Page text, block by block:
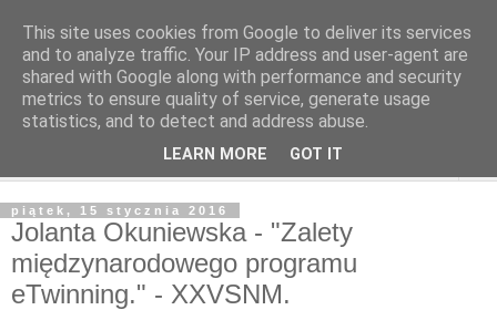
piątek, 15 stycznia 2016
Jolanta Okuniewska - "Zalety
międzynarodowego programu
eTwinning." - XXVSNM.
This site uses cookies from Google to deliver its services
and to analyze traffic. Your IP address and user-agent are
shared with Google along with performance and security
metrics to ensure quality of service, generate usage
statistics, and to detect and address abuse.
LEARN MORE GOT IT